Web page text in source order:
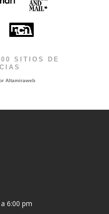
SITIOS DE
Altamiraweb
6:00 pm